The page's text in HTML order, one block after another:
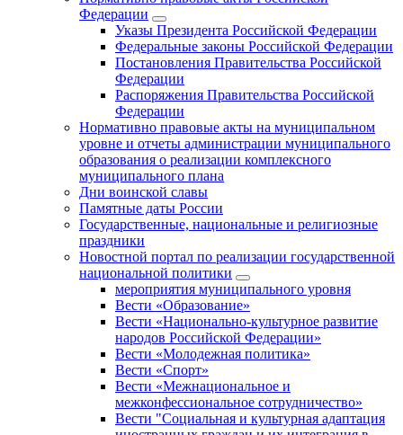
Федерации
Указы Президента Российской Федерации
Федеральные законы Российской Федерации
Постановления Правительства Российской
Федерации
Распоряжения Правительства Российской
Федерации
Нормативно правовые акты на муниципальном
уровне и отчеты администрации муниципального
образования о реализации комплексного
муниципального плана
Дни воинской славы
Памятные даты России
Государственные, национальные и религиозные
праздники
Новостной портал по реализации государственной
национальной политики
мероприятия муниципального уровня
Вести «Образование»
Вести «Национально-культурное развитие
народов Российской Федерации»
Вести «Молодежная политика»
Вести «Спорт»
Вести «Межнациональное и
межконфессиональное сотрудничество»
Вести "Социальная и культурная адаптация